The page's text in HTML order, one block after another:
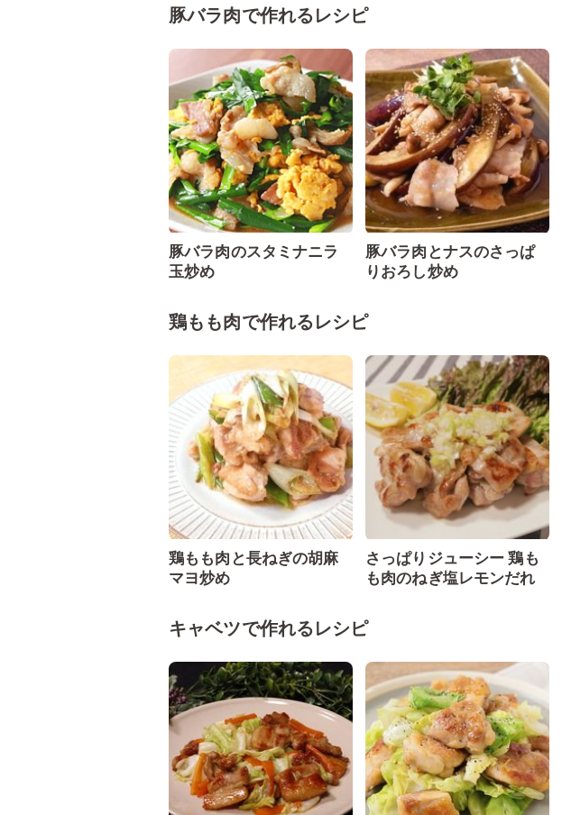
豚バラ肉で作れるレシピ
豚バラ肉のスタミナニラ
玉炒め
豚バラ肉とナスのさっぱ
りおろし炒め
鶏もも肉で作れるレシピ
鶏もも肉と長ねぎの胡麻
マヨ炒め
さっぱりジューシー 鶏も
も肉のねぎ塩レモンだれ
キャベツで作れるレシピ